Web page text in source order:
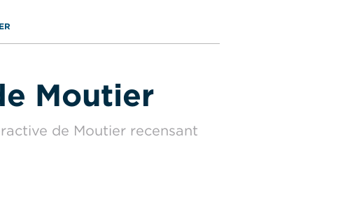
Moutier
de Moutier recensant